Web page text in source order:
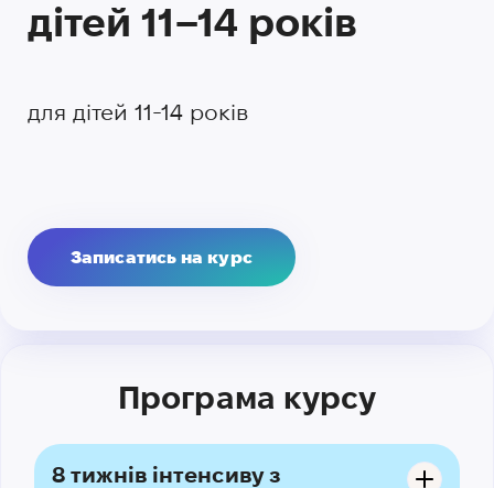
дітей 11–14 років
для дітей 11-14 років
Записатись на курс
Програма курсу
8 тижнів інтенсиву з